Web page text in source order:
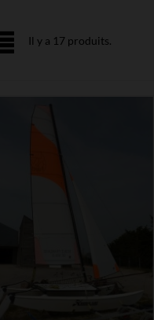
Il y a 17 produits.